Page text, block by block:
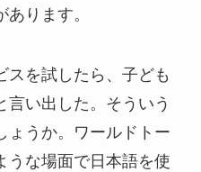
あります。
スを試したら、子ども
言い出した。そういう
ょうか。ワールドトー
うな場面で日本語を使